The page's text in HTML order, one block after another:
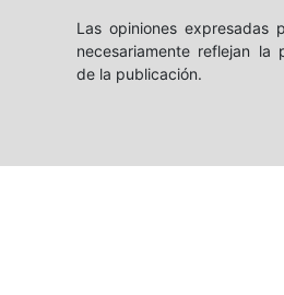
Las opiniones expresadas
necesariamente reflejan la
de la publicación.